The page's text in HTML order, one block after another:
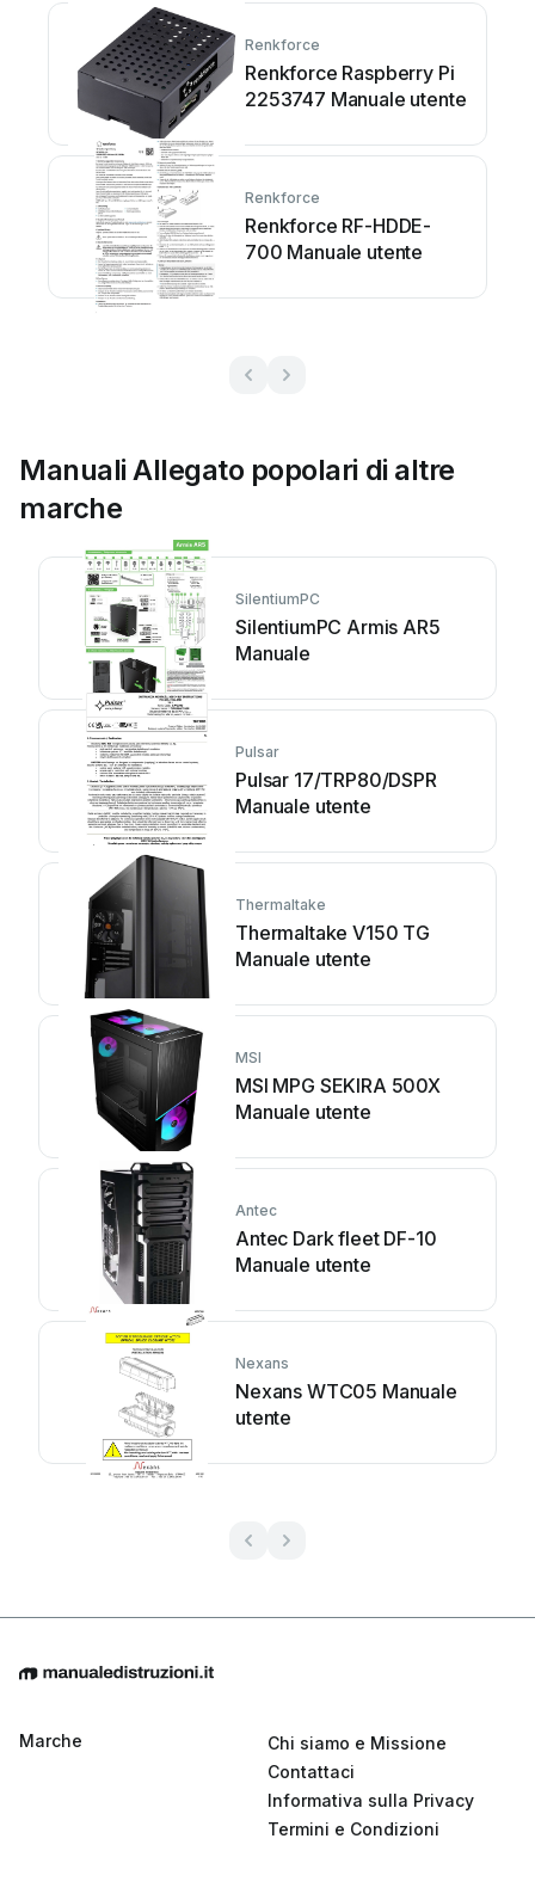
Renkforce
Renkforce Raspberry Pi
2253747 Manuale utente
Renkforce
Renkforce RF-HDDE-
700 Manuale utente
Manuali Allegato popolari di altre
marche
SilentiumPC
SilentiumPC Armis AR5
Manuale
Pulsar
Pulsar 17/TRP80/DSPR
Manuale utente
Thermaltake
Thermaltake V150 TG
Manuale utente
MSI
MSI MPG SEKIRA 500X
Manuale utente
Antec
Antec Dark fleet DF-10
Manuale utente
Nexans
Nexans WTC05 Manuale
utente
Marche
Chi siamo e Missione
Contattaci
Informativa sulla Privacy
Termini e Condizioni